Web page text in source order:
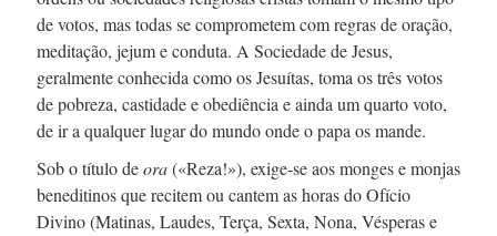
de votos, mas todas se comprometem com regras de oração,
meditação, jejum e conduta. A Sociedade de Jesus,
geralmente conhecida como os Jesuítas, toma os três votos
de pobreza, castidade e obediência e ainda um quarto voto,
de ir a qualquer lugar do mundo onde o papa os mande.
Sob o título deora(«Reza!»), exige-seaos monges e monjas
beneditinos que recitem ou cantem as horas do Ofício
Divino (Matinas, Laudes, Terça, Sexta, Nona, Vésperas e